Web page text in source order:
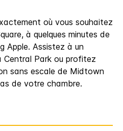
où vous souhaitez
à quelques minutes de
Apple. Assistez à un
Central Park ou profitez
sans escale de Midtown
de votre chambre.